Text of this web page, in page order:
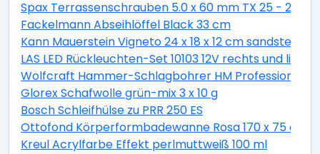
Spax Terrassenschrauben 5.0 x 60 mm TX 25 - 200
Fackelmann Abseihlöffel Black 33 cm
Kann Mauerstein Vigneto 24 x 18 x 12 cm
LAS LED Rückleuchten-Set 10103 12V rechts und links
Wolfcraft Hammer-Schlagbohrer HM Professional
Glorex Schafwolle grün-mix 3 x 10 g
Bosch Schleifhülse zu PRR 250 ES
Ottofond Körperformbadewanne Rosa 170 x 75 cm,
Kreul Acrylfarbe Effekt perlmuttweiß 100 ml